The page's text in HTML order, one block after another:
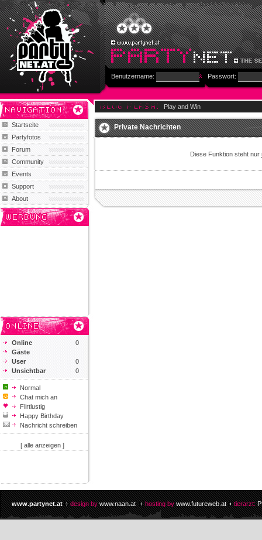
Benutzername: Passwort:
Startseite
Partyfotos
Forum
Community
Events
Support
About
Online
0
Gäste
User
0
Unsichtbar
0
Normal
Chat mich an
Flirtlustig
Happy Birthday
Nachricht schreiben
[ alle anzeigen ]
Play and Win
Private Nachrichten
Diese Funktion steht nur
www.partynet.at design by www.naan.at hosting by www.futureweb.at tierarzt: